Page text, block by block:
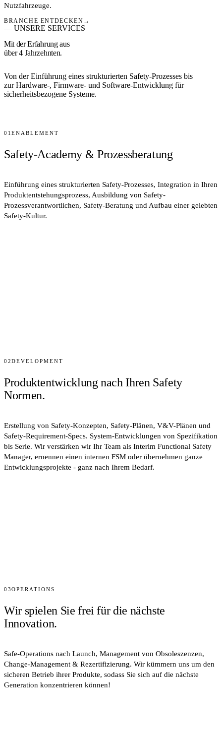
Nutzfahrzeuge.
BRANCHE ENTDECKEN →
— UNSERE SERVICES
Mit der Erfahrung aus
über4 Jahrzehnten.
Von der Einführung eines strukturierten Safety-Prozesses bis
zur Hardware-, Firmware- und Software-Entwicklung für
sicherheitsbezogene Systeme.
01ENABLEMENT
Safety-Academy & Prozessberatung
Einführung eines strukturierten Safety-Prozesses, Integration in Ihren
Produktentstehungsprozess, Ausbildung von Safety-
Prozessverantwortlichen, Safety-Beratung und Aufbau einer gelebten
Safety-Kultur.
02DEVELOPMENT
Produktentwicklung nach Ihren Safety
Normen.
Erstellung von Safety-Konzepten, Safety-Plänen, V&V-Plänen und
Safety-Requirement-Specs. System-Entwicklungen von Spezifikation
bis Serie. Wir verstärken wir Ihr Team als Interim Functional Safety
Manager, ernennen einen internen FSM oder übernehmen ganze
Entwicklungsprojekte - ganz nach Ihrem Bedarf.
03OPERATIONS
Wir spielen Sie frei für die nächste
Innovation.
Safe-Operations nach Launch, Management von Obsoleszenzen,
Change-Management & Rezertifizierung. Wir kümmern uns um den
sicheren Betrieb ihrer Produkte, sodass Sie sich auf die nächste
Generation konzentrieren können!